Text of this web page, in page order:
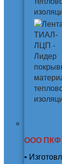
ООО ПКФ
•